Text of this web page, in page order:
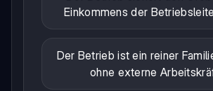
Einkommens der
Der Betrieb ist ein reiner
ohne externe